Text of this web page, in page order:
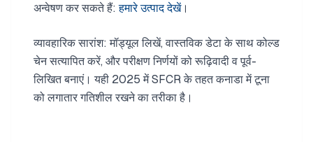
अन्वेषण कर सकते हैं:हमारे उत्पाद देखें।
व्यावहारिक सारांश: मॉड्यूल लिखें, वास्तविक डेटा के साथ कोल्ड
चेन सत्यापित करें, और परीक्षण निर्णयों को रूढ़िवादी व पूर्व-
लिखित बनाएं। यही 2025 में SFCR के तहत कनाडा में टूना
को लगातार गतिशील रखने का तरीका है।